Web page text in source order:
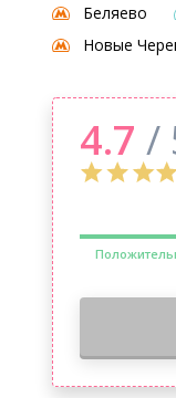
Беляево
Новые
4.7 /